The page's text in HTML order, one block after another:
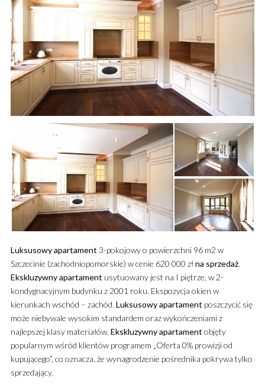
Luksusowyapartament 3-pokojowy o powierzchni 96 m2 w
Szczecinie (zachodniopomorskie) w cenie 620 000 złna sprzedaż.
Ekskluzywnyapartament usytuowany jest na I piętrze, w 2-
kondygnacyjnym budynku z 2001 roku. Ekspozycja okien w
kierunkach wschód – zachód. Luksusowyapartament poszczycić się
może niebywale wysokim standardem oraz wykończeniami z
najlepszej klasy materiałów. Ekskluzywnyapartament objęty
popularnym wśród klientów programem „Oferta 0% prowizji od
kupującego”, co oznacza, że wynagrodzenie pośrednika pokrywa tylko
sprzedający.